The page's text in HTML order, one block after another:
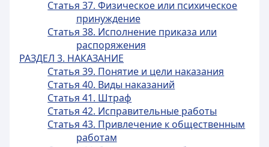
Статья 37. Физическое или психическое
принуждение
Статья 38. Исполнение приказа или
распоряжения
РАЗДЕЛ 3. НАКАЗАНИЕ
Статья 39. Понятие и цели наказания
Статья 40. Виды наказаний
Статья 41. Штраф
Статья 42. Исправительные работы
Статья 43. Привлечение к общественным
работам